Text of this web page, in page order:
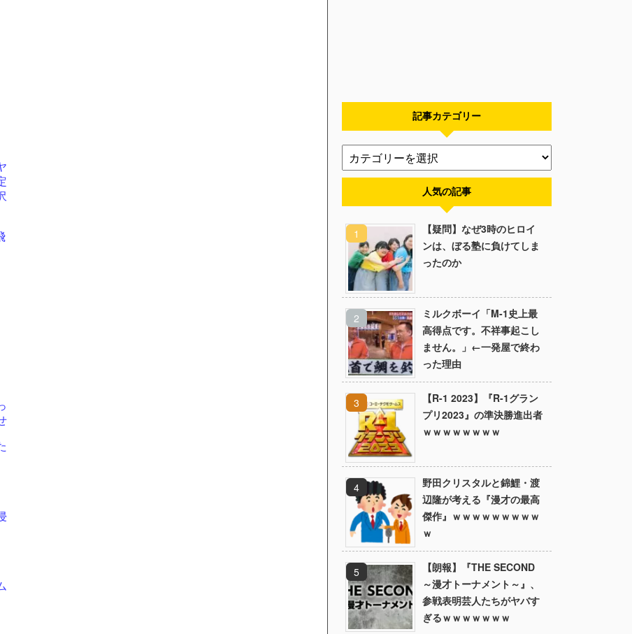
記事カテゴリー
人気の記事
【疑問】なぜ3時のヒロイ
ンは、ぼる塾に負けてしま
ったのか
ミルクボーイ「M-1史上最
高得点です。不祥事起こし
ません。」←一発屋で終わ
った理由
【R-1 2023】『R-1グラン
プリ2023』の準決勝進出者
ｗｗｗｗｗｗｗｗ
野田クリスタルと錦鯉・渡
辺隆が考える『漫才の最高
傑作』ｗｗｗｗｗｗｗｗｗ
ｗ
【朗報】『THE SECOND
～漫才トーナメント～』、
参戦表明芸人たちがヤバす
ぎるｗｗｗｗｗｗｗ